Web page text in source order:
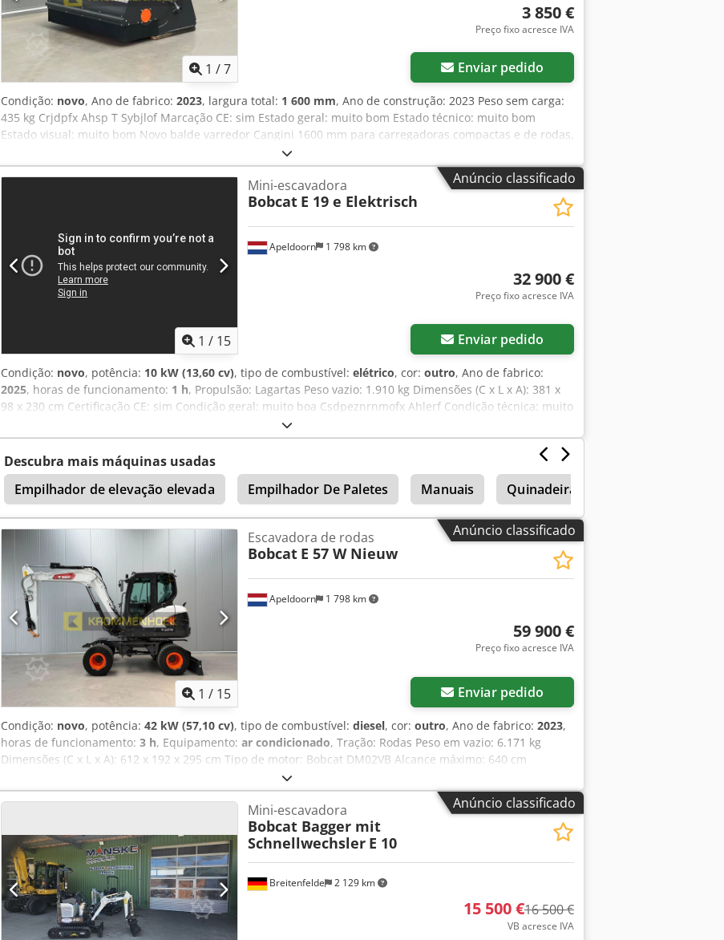
1 /7
3 850 €
Preço fixo acresce IVA
Enviar pedido
Condição: novo, Ano de fabrico: 2023, largura total: 1 600 mm, Ano de construção: 2023 Peso sem carga:
435 kg Crjdpfx Ahsp T Sybjlof Marcação CE: sim Estado geral: muito bom Estado técnico: muito bom
Estado visual: muito bom Novo balde varredor Cangini 1600 mm para carregadoras compactas e de rodas,
Anúncio classificado
1 / 15
Apeldoorn 1 798 km
Mini-escavadora
Bobcat E 19 e Elektrisch
32 900 €
Preço fixo acresce IVA
Enviar pedido
Condição: novo, potência: 10 kW (13,60 cv), tipo de combustível: elétrico, cor: outro, Ano de fabrico:
2025, horas de funcionamento: 1 h, Propulsão: Lagartas Peso vazio: 1.910 kg Dimensões (C x L x A): 381 x
98 x 230 cm Certificação CE: sim Condição geral: muito boa Csdpeznrnmofx Ahlerf Condição técnica: muito
boa Condição visual: muito boa = Outras opções e acessórios = - Função de martelo/seleção - Função de
rotação = Observações = Geral País de produção: República Tcheca Condição Tipo CE: CE 2 funções
hidráulicas adicionais para grampo de demolição/seleção, conjunto de proteção de cilindro, chassi
extensível
Descubra mais máquinas usadas
Empilhador de elevação elevada
Empilhador De Paletes Manuais Quinadeiras Manuais
Anúncio classificado
1 / 15
Apeldoorn 1 798 km
Escavadora de rodas
Bobcat E 57 W Nieuw
59 900 €
Preço fixo acresce IVA
Enviar pedido
Condição: novo, potência: 42 kW (57,10 cv), tipo de combustível: diesel, cor: outro, Ano de fabrico: 2023,
horas de funcionamento: 3 h, Equipamento: ar condicionado, Tração: Rodas Peso em vazio: 6.171 kg
Dimensões (C x L x A): 612 x 192 x 295 cm Tipo de motor: Bobcat DM02VB Alcance máximo: 640 cm
Marcação CE: sim Estado geral: muito bom Estado técnico: muito bom Estado estético: muito bom =
Outras opções e acessórios = - Luzes de trabalho - Ventilador - Função de martelo/classificação - Rádio
com Bluetooth - Função de rotação - Lâmina de empurrar - Aquecimento do assento - Duas velocidades =
Observações = Sistema de transmissão Nível (Tier): Stage V / Tier IV final Geral País de produção: Coreia do
Sul Cedpfszl S N Sex Ahlorf
Anúncio classificado
Breitenfelde 2 129 km
Mini-escavadora
Bobcat Bagger mit
Schnellwechsler E 10
15 500 €16 500 €
VB acresce IVA